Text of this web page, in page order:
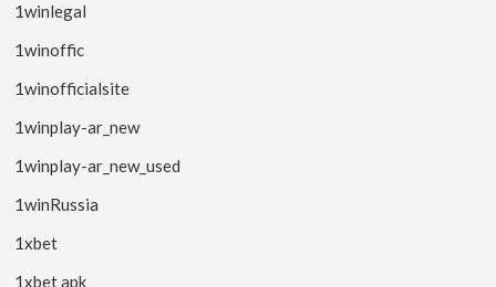
1winlegal
1winoffic
1winofficialsite
1winplay-ar_new
1winplay-ar_new_used
1winRussia
1xbet
1xbet apk